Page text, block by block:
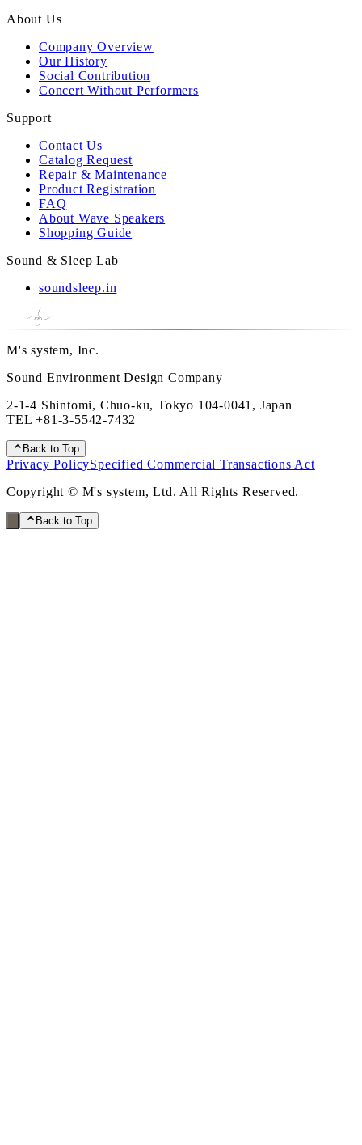
About Us
Company Overview
Our History
Social Contribution
Concert Without Performers
Support
Contact Us
Catalog Request
Repair & Maintenance
Product Registration
FAQ
About Wave Speakers
Shopping Guide
Sound & Sleep Lab
soundsleep.in
M's system, Inc.
Sound Environment Design Company
2-1-4 Shintomi, Chuo-ku, Tokyo 104-0041, Japan
TEL+81-3-5542-7432
Back to Top
Privacy PolicySpecified Commercial Transactions Act
Copyright © M's system, Ltd. All Rights Reserved.
Back to Top